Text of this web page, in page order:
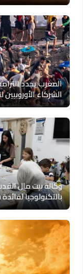
المغرب يجدد
الشركاء الأوروبيين
وكالة بيت مال
بالتكنولوجيا